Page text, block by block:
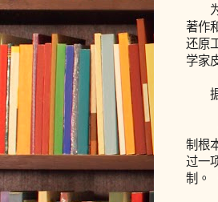
为
著作
还原
学家
据
（
制根
过一
制。